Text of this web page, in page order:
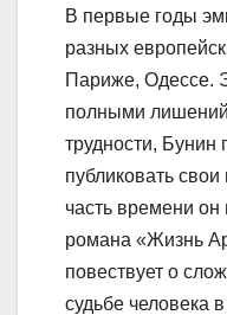
В первые годы
разных
Париже, Одессе.
полными
трудности, Бунин
публиковать
часть времени
романа «Жизнь
повествует о
судьбе человека